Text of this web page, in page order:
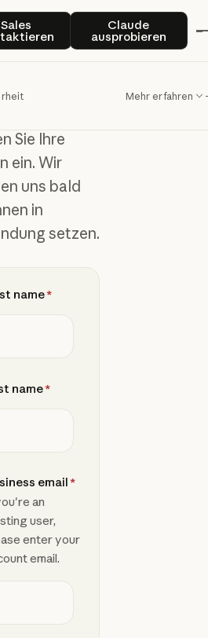
SalesSales kontaktierenClaude
ausprobieren
Claude
Mehr erfahren
Sie Ihre
ein. Wir
uns bald
in
setzen.
name*
name*
email*
an
user,
enter your
email.